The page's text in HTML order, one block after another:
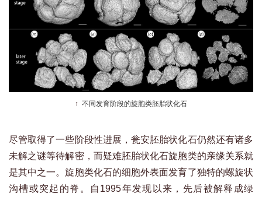
↑ 不同发育阶段的旋胞类胚胎状化石
尽管取得了一些阶段性进展，瓮安胚胎状化石仍然还有诸多
未解之谜等待解密，而疑难胚胎状化石旋胞类的亲缘关系就
是其中之一。旋胞类化石的细胞外表面发育了独特的螺旋状
沟槽或突起的脊。自1995年发现以来，先后被解释成绿